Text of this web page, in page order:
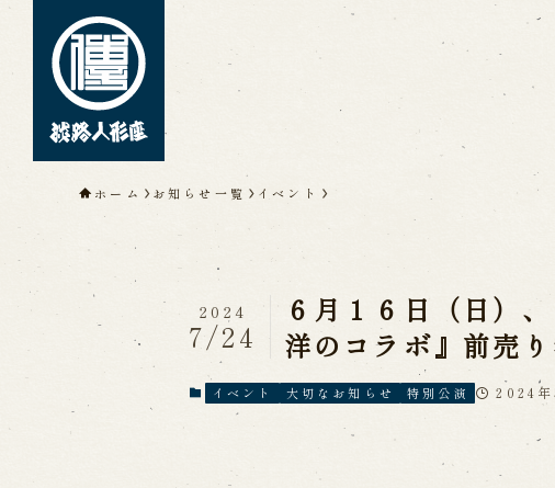
淡路人形座について
人間国宝 故鶴
淡路人形浄瑠璃を受け継いで
公演情報
近日開催の
ホーム お知らせ一覧 イベント
６月１６日（日）
洋のコラボ』前売
2024
7/24
イベント 大切なお知らせ 特別公演 2024